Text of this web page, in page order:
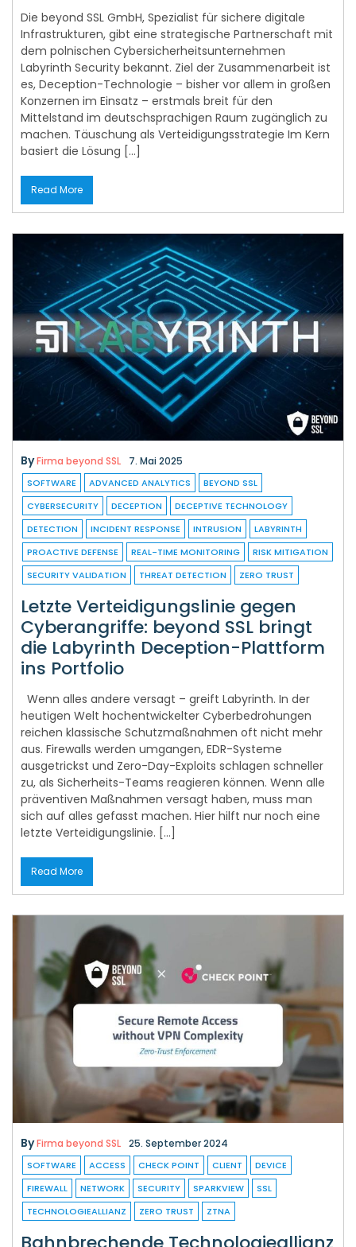
Die beyond SSL GmbH, Spezialist für sichere digitale
Infrastrukturen, gibt eine strategische Partnerschaft mit
dem polnischen Cybersicherheitsunternehmen
Labyrinth Security bekannt. Ziel der Zusammenarbeit ist
es, Deception-Technologie – bisher vor allem in großen
Konzernen im Einsatz – erstmals breit für den
Mittelstand im deutschsprachigen Raum zugänglich zu
machen. Täuschung als Verteidigungsstrategie Im Kern
basiert die Lösung […]
Read More
ByFirma beyond SSL 7. Mai 2025
SOFTWARE ADVANCED ANALYTICS
BEYOND SSL
CYBERSECURITY
DECEPTION
DECEPTIVE TECHNOLOGY
DETECTION
INCIDENT RESPONSE INTRUSION
LABYRINTH
PROACTIVE DEFENSE
REAL-TIME MONITORING
RISK MITIGATION
SECURITY VALIDATION
THREAT DETECTION ZERO TRUST
Letzte Verteidigungslinie gegen
Cyberangriffe: beyond SSL bringt
die Labyrinth Deception-Plattform
ins Portfolio
Wenn alles andere versagt – greift Labyrinth. In der
heutigen Welt hochentwickelter Cyberbedrohungen
reichen klassische Schutzmaßnahmen oft nicht mehr
aus. Firewalls werden umgangen, EDR-Systeme
ausgetrickst und Zero-Day-Exploits schlagen schneller
zu, als Sicherheits-Teams reagieren können. Wenn alle
präventiven Maßnahmen versagt haben, muss man
sich auf alles gefasst machen. Hier hilft nur noch eine
letzte Verteidigungslinie. […]
Read More
ByFirma beyond SSL 25. September 2024
SOFTWARE ACCESS CHECK POINT CLIENT
DEVICE
FIREWALL
NETWORK SECURITY SPARKVIEW
SSL
TECHNOLOGIEALLIANZ
ZERO TRUST ZTNA